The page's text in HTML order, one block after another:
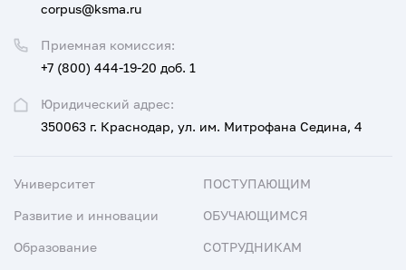
Юридический адрес:
350063 г. Краснодар, ул. им. Митрофана Седина, 4
Приемная комиссия:
+7 (800) 444-19-20 доб. 1
corpus@ksma.ru
Университет
Развитие и инновации
Образование
ПОСТУПАЮЩИМ
ОБУЧАЮЩИМСЯ
СОТРУДНИКАМ